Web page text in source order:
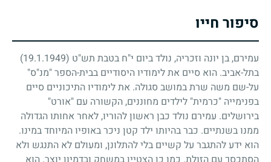
סיפור חייו
עמירם, בן יונה וזכריה, נולד ביום י"ח בטבת תש"ט (19.1.1949)
בתל-אביב. הוא סיים את לימודיו היסודיים בבית-הספר "מנ"ס"
על-שם משה שרת במושב סגולה. את לימודיו התיכוניים סיים
בפנימייה "כרמית" לילדים מחוננים, הקשורה עם "אורט"
בירושלים. עמירם נולד כבן ראשון להוריו, לאחר אחותו הגדולה
ממנו בשנתיים. כבר בהיותו ילד קטן ניכר באופיו המיוחד במינו.
הוא ידע להתגבר על קשיים בלי להתלונן, ומעולם לא התנגש ולא